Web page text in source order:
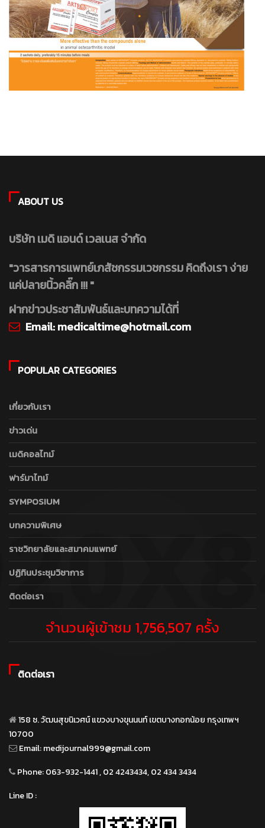
ABOUT US
บริษัท เมดิ แอนด์ เวลเนส จำกัด
"วารสารการแพทย์เภสัชกรรมเวชกรรม คิดถึงเรา ง่าย
แค่ปลายนิ้วคลิ๊ก !!! "
ฝากข่าวประชาสัมพันธ์และบทความได้ที่
Email:medicaltime@hotmail.com
POPULAR CATEGORIES
เกี่ยวกับเรา
ข่าวเด่น
เมดิคอลไทม์
ฟาร์มาไทม์
SYMPOSIUM
บทความพิเศษ
ราชวิทยาลัยและสมาคมแพทย์
ปฏิทินประชุมวิชาการ
ติดต่อเรา
จำนวนผู้เข้าชม 1,756,507 ครั้ง
ติดต่อเรา
158 ซ. วัฒนสุขนิเวศน์ แขวงบางขุนนนท์ เขตบางกอกน้อย กรุงเทพฯ
10700
Email:medijournal999@gmail.com
Phone:063-932-1441 , 02 4243434, 02 434 3434
Line ID :